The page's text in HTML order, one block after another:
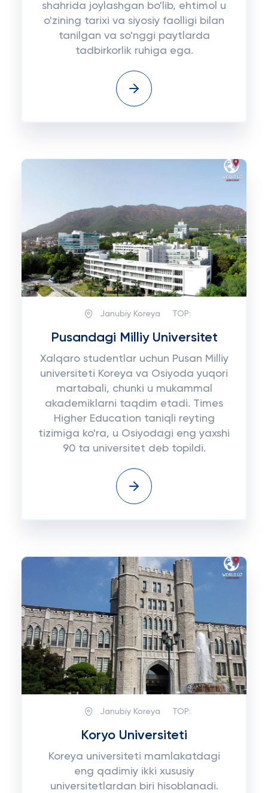
shahrida joylashgan bo'lib, ehtimol u
o'zining tarixi va siyosiy faolligi bilan
tanilgan va so'nggi paytlarda
tadbirkorlik ruhiga ega.
Janubiy Koreya TOP:
Pusandagi Milliy Universitet
Xalqaro studentlar uchun Pusan Milliy
universiteti Koreya va Osiyoda yuqori
martabali, chunki u mukammal
akademiklarni taqdim etadi. Times
Higher Education taniqli reyting
tizimiga ko'ra, u Osiyodagi eng yaxshi
90 ta universitet deb topildi.
Janubiy Koreya TOP:
Koryo Universiteti
Koreya universiteti mamlakatdagi
eng qadimiy ikki xususiy
universitetlardan biri hisoblanadi.